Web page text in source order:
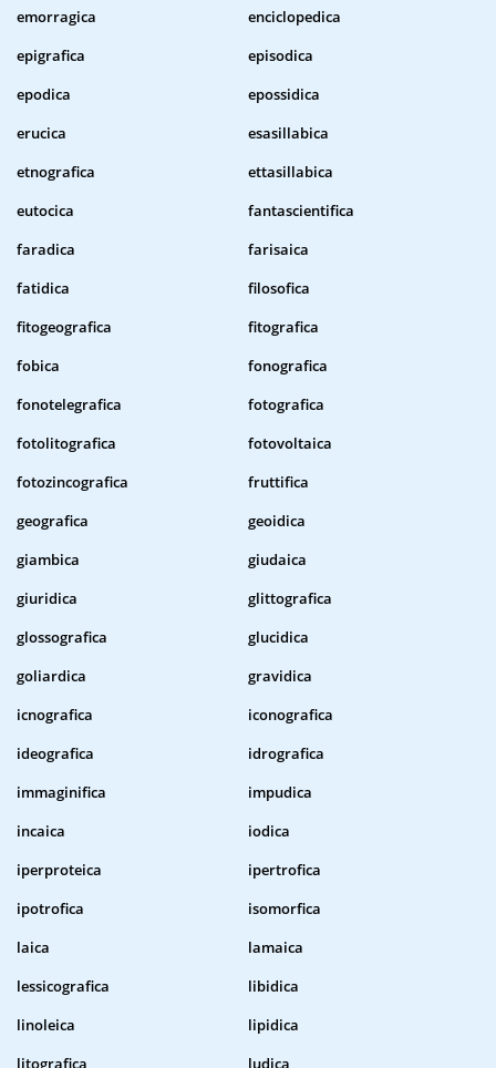
emorragica
enciclopedica
epigrafica
episodica
epodica
epossidica
erucica
esasillabica
etnografica
ettasillabica
eutocica
fantascientifica
faradica
farisaica
fatidica
filosofica
fitogeografica
fitografica
fobica
fonografica
fonotelegrafica
fotografica
fotolitografica
fotovoltaica
fotozincografica
fruttifica
geografica
geoidica
giambica
giudaica
giuridica
glittografica
glossografica
glucidica
goliardica
gravidica
icnografica
iconografica
ideografica
idrografica
immaginifica
impudica
incaica
iodica
iperproteica
ipertrofica
ipotrofica
isomorfica
laica
lamaica
lessicografica
libidica
linoleica
lipidica
litografica
ludica